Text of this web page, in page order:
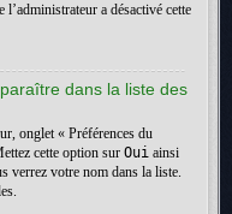
a désactivé cette
dans la liste des
onglet « Préférences du
cette option sur Oui ainsi
verrez votre nom dans la liste.